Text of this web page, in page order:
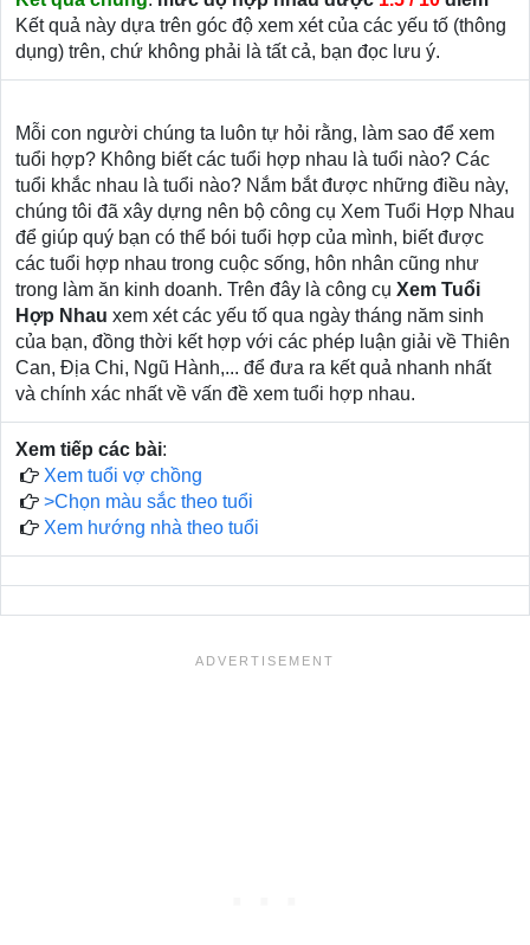
Kết quả này dựa trên góc độ xem xét của các yếu tố (thông
dụng) trên, chứ không phải là tất cả, bạn đọc lưu ý.
Mỗi con người chúng ta luôn tự hỏi rằng, làm sao để xem
tuổi hợp? Không biết các tuổi hợp nhau là tuổi nào? Các
tuổi khắc nhau là tuổi nào? Nắm bắt được những điều này,
chúng tôi đã xây dựng nên bộ công cụ Xem Tuổi Hợp Nhau
để giúp quý bạn có thể bói tuổi hợp của mình, biết được
các tuổi hợp nhau trong cuộc sống, hôn nhân cũng như
trong làm ăn kinh doanh. Trên đây là công cụ Xem Tuổi
Hợp Nhau xem xét các yếu tố qua ngày tháng năm sinh
của bạn, đồng thời kết hợp với các phép luận giải về Thiên
Can, Địa Chi, Ngũ Hành,... để đưa ra kết quả nhanh nhất
và chính xác nhất về vấn đề xem tuổi hợp nhau.
Xem tiếp các bài:
Xem tuổi vợ chồng
>Chọn màu sắc theo tuổi
Xem hướng nhà theo tuổi